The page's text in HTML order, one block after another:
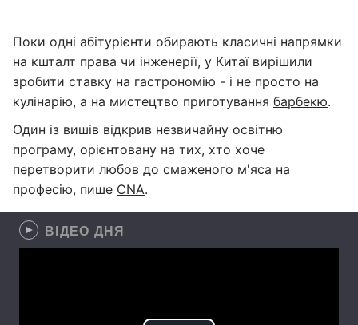
Поки одні абітурієнти обирають класичні напрямки
на кшталт права чи інженерії, у Китаї вирішили
зробити ставку на гастрономію - і не просто на
кулінарію, а на мистецтво приготування барбекю.
Один із вишів відкрив незвичайну освітню
програму, орієнтовану на тих, хто хоче
перетворити любов до смаженого м'яса на
професію, пише CNA.
ВІДЕО ДНЯ